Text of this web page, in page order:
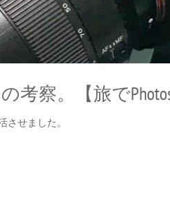
考察。【旅で
させました。